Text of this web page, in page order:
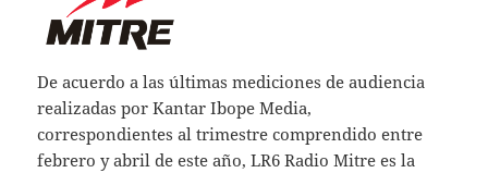
De acuerdo a las últimas mediciones de audiencia
realizadas por Kantar Ibope Media,
correspondientes al trimestre comprendido entre
febrero y abril de este año, LR6 Radio Mitre es la